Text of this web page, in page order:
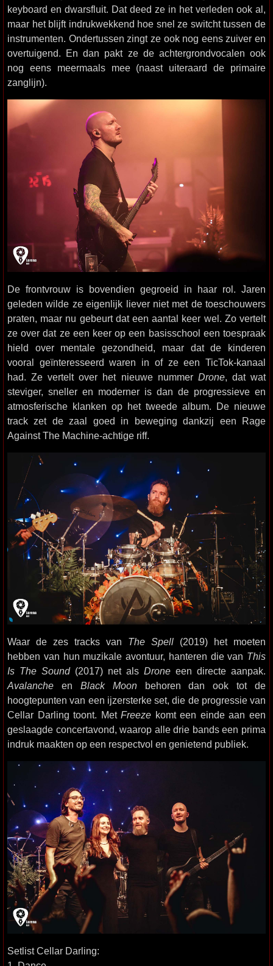
keyboard en dwarsfluit. Dat deed ze in het verleden ook al,
maar het blijft indrukwekkend hoe snel ze switcht tussen de
instrumenten. Ondertussen zingt ze ook nog eens zuiver en
overtuigend. En dan pakt ze de achtergrondvocalen ook
nog eens meermaals mee (naast uiteraard de primaire
zanglijn).
De frontvrouw is bovendien gegroeid in haar rol. Jaren
geleden wilde ze eigenlijk liever niet met de toeschouwers
praten, maar nu gebeurt dat een aantal keer wel. Zo vertelt
ze over dat ze een keer op een basisschool een toespraak
hield over mentale gezondheid, maar dat de kinderen
vooral geïnteresseerd waren in of ze een TicTok-kanaal
had. Ze vertelt over het nieuwe nummer Drone, dat wat
steviger, sneller en moderner is dan de progressieve en
atmosferische klanken op het tweede album. De nieuwe
track zet de zaal goed in beweging dankzij een Rage
Against The Machine-achtige riff.
Waar de zes tracks van The Spell (2019) het moeten
hebben van hun muzikale avontuur, hanteren die van This
Is The Sound(2017) net als Drone een directe aanpak.
Avalanche en Black Moonbehoren dan ook tot de
hoogtepunten van een ijzersterke set, die de progressie van
Cellar Darling toont. MetFreeze komt een einde aan een
geslaagde concertavond, waarop alle drie bands een prima
indruk maakten op een respectvol en genietend publiek.
Setlist Cellar Darling: